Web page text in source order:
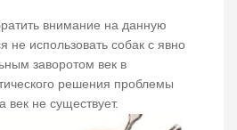
внимание на данную
не использовать собак с явно
заворотом век в
решения проблемы
век не существует.